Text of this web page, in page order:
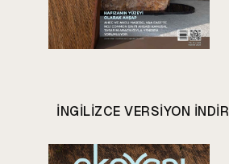
INGILIZCE VERSIYON INDIR